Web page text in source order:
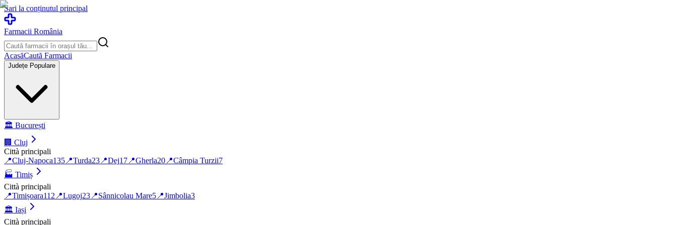
Sari la conținutul principal
Farmacii România
AcasăCaută Farmacii
Județe Populare
🏛️ București
🏢 Cluj
Città principali
📍Cluj-Napoca135 📍Turda23 📍Dej17 📍Gherla20 📍Câmpia Turzii7
🏭 Timiș
Città principali
📍Timișoara112 📍Lugoj23 📍Sânnicolau Mare5 📍Jimbolia3
🏛️ Iași
Città principali